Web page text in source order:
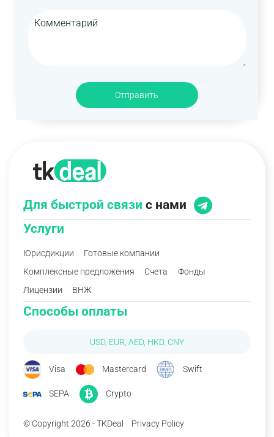
Отправить
Услуги
Юрисдикции
Готовые компании
Комплексные предложения
Счета
Фонды
Лицензии
ВНЖ
Способы оплаты
USD, EUR, AED, HKD, CNY
Visa Mastercard Swift
SEPA Crypto
Для быстрой связи с нами
© Copyright 2026 - TKDeal Privacy Policy